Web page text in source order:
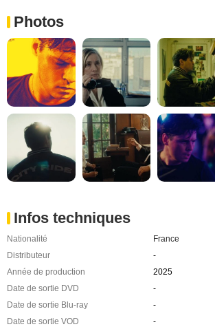
Photos
Infos techniques
Nationalité
France
Distributeur
-
Année de production
2025
Date de sortie DVD
-
Date de sortie Blu-ray
-
Date de sortie VOD
-